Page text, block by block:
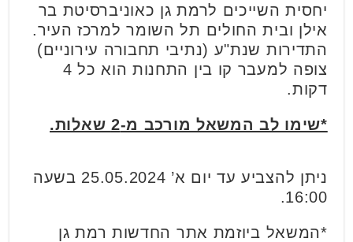
יחסית השייכים לרמת גן כאוניברסיטת בר
אילן ובית החולים תל השומר למרכז העיר.
התדירות שנת"ע (נתיבי תחבורה עירוניים)
צופה למעבר קו בין התחנות הוא כל 4
דקות.
*שימו לב המשאל מורכב מ-2 שאלות.
ניתן להצביע עד יום א’ 25.05.2024 בשעה
16:00.
*המשאל ביוזמת אתר החדשות רמת גן